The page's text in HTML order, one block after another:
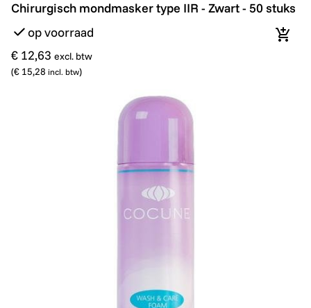
Chirurgisch mondmasker type IIR - Zwart - 50 stuks
op voorraad
€ 12,63 excl. btw
(€ 15,28 incl. btw)
In